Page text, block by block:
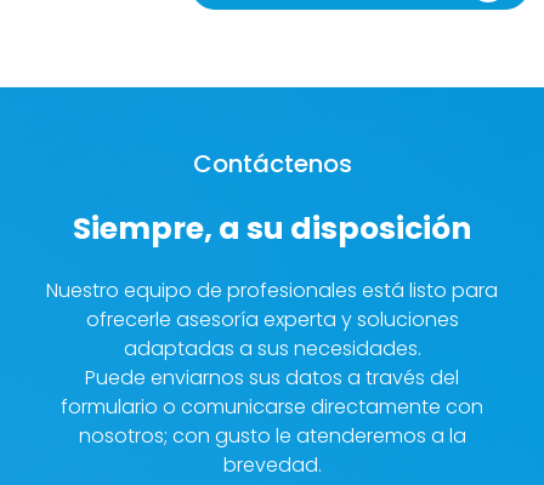
Contáctenos
Siempre, a su disposición
Nuestro equipo de profesionales está listo para
ofrecerle asesoría experta y soluciones
adaptadas a sus necesidades.
Puede enviarnos sus datos a través del
formulario o comunicarse directamente con
nosotros; con gusto le atenderemos a la
brevedad.